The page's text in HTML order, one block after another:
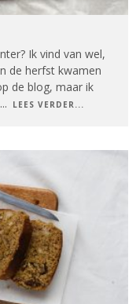
Ik vind van wel,
de herfst kwamen
de blog, maar ik
... LEES VERDER...